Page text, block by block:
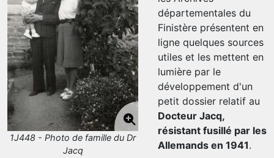
1J448 - Photo de famille du Dr
Jacq
départementales du
Finistère présentent en
ligne quelques sources
utiles et les mettent en
lumière par le
développement d'un
petit dossier relatif au
Docteur Jacq,
résistant fusillé par les
Allemands en 1941.